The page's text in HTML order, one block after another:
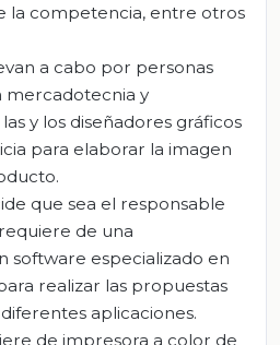
la competencia, entre otros
a cabo por personas
mercadotecnia y
y los diseñadores gráficos
para elaborar la imagen
que sea el responsable
de una
software especializado en
realizar las propuestas
aplicaciones.
de impresora a color de